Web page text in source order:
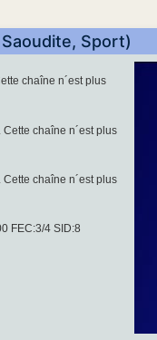
Sport)
chaîne n´est plus
Cette chaîne n´est plus
Cette chaîne n´est plus
FEC:3/4 SID:8